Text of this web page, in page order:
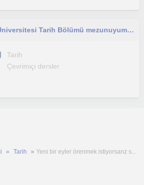
Merhabalar, ​Ankara Üniversitesi Tarih Bölümü mezunuyum ve şu an yine Ankara Üniversitesi Türk İnkılap Tarihi Enstitüsü’nde yüksek
Tarih
Çevrimiçi dersler
Tarih Yeni bir eyler örenmek istiyorsanz s...